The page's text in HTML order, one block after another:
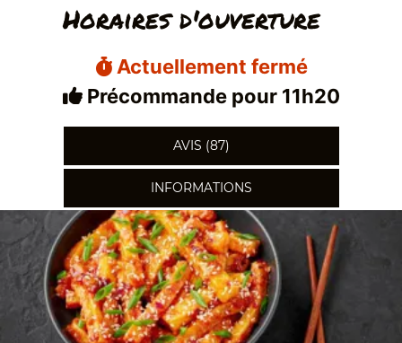
Horaires d'ouverture
Actuellement fermé
Précommande pour 11h20
AVIS (87)
INFORMATIONS